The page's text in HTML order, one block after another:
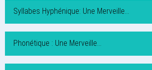
Syllabes Hyphénique: Une Merveille…
Phonétique : Une Merveille…